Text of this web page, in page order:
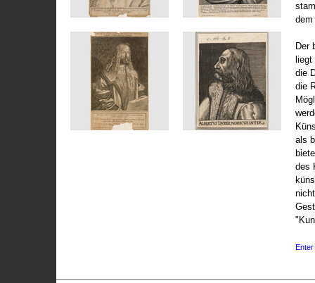
dem
Der
die
die
als
des
Enter